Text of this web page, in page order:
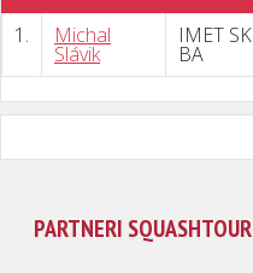
1.
Michal
Slávik
IMET SK
BA
PARTNERI SQUASHTOUR